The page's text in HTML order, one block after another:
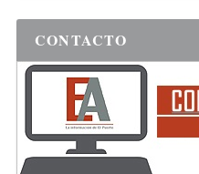
CONTACTO